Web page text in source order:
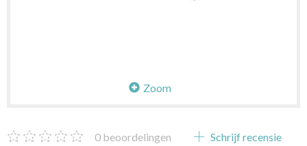
Zoom
0 beoordelingen Schrijf recensie